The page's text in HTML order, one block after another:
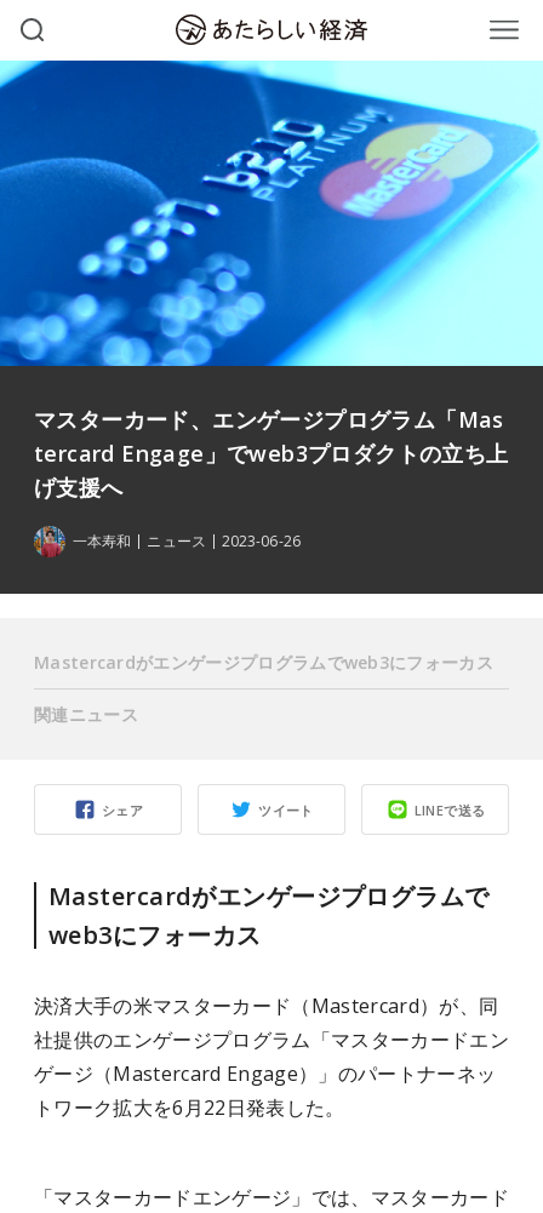
マスターカード、エンゲージプログラム「Mas
tercard Engage」でweb3プロダクトの立ち上
げ支援へ
一本寿和 ニュース 2023-06-26
シェア ツイート LINEで送る
Mastercardがエンゲージプログラムで
web3にフォーカス
決済大手の米マスターカード（Mastercard）が、同
社提供のエンゲージプログラム「マスターカードエン
ゲージ（Mastercard Engage）」のパートナーネッ
トワーク拡大を6月22日発表した。
「マスターカードエンゲージ」では、マスターカード
Mastercardがエンゲージプログラムでweb3にフォーカス
関連ニュース